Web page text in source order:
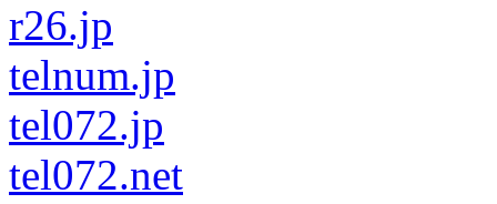
r26.jp
telnum.jp
tel072.jp
tel072.net